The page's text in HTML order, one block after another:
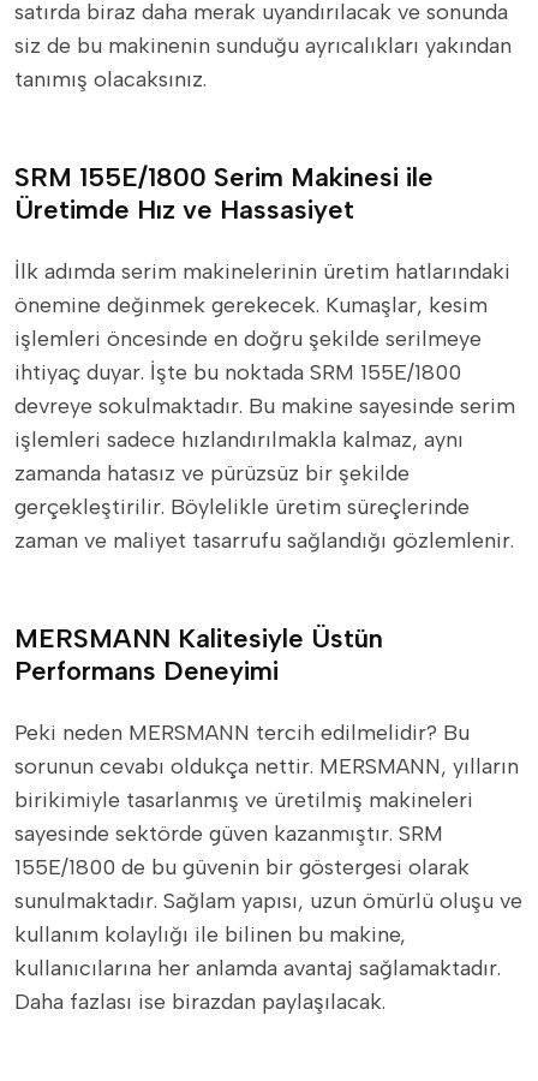
satırda biraz daha merak uyandırılacak ve sonunda
siz de bu makinenin sunduğu ayrıcalıkları yakından
tanımış olacaksınız.
SRM 155E/1800 Serim Makinesi ile
Üretimde Hız ve Hassasiyet
İlk adımda serim makinelerinin üretim hatlarındaki
önemine değinmek gerekecek. Kumaşlar, kesim
işlemleri öncesinde en doğru şekilde serilmeye
ihtiyaç duyar. İşte bu noktada SRM 155E/1800
devreye sokulmaktadır. Bu makine sayesinde serim
işlemleri sadece hızlandırılmakla kalmaz, aynı
zamanda hatasız ve pürüzsüz bir şekilde
gerçekleştirilir. Böylelikle üretim süreçlerinde
zaman ve maliyet tasarrufu sağlandığı gözlemlenir.
MERSMANN Kalitesiyle Üstün
Performans Deneyimi
Peki neden MERSMANN tercih edilmelidir? Bu
sorunun cevabı oldukça nettir. MERSMANN, yılların
birikimiyle tasarlanmış ve üretilmiş makineleri
sayesinde sektörde güven kazanmıştır. SRM
155E/1800 de bu güvenin bir göstergesi olarak
sunulmaktadır. Sağlam yapısı, uzun ömürlü oluşu ve
kullanım kolaylığı ile bilinen bu makine,
kullanıcılarına her anlamda avantaj sağlamaktadır.
Daha fazlası ise birazdan paylaşılacak.